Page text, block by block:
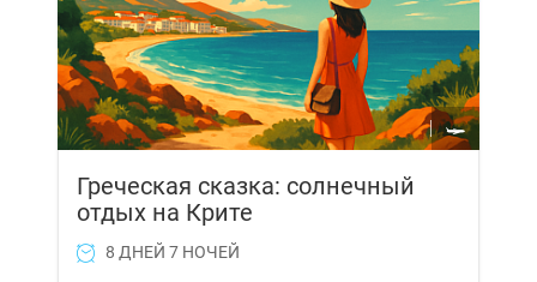
Греческая сказка: солнечный
отдых на Крите
8 ДНЕЙ 7 НОЧЕЙ